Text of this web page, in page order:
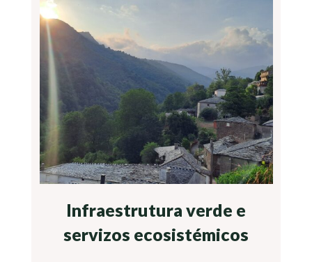
Infraestrutura verde e
servizos ecosistémicos